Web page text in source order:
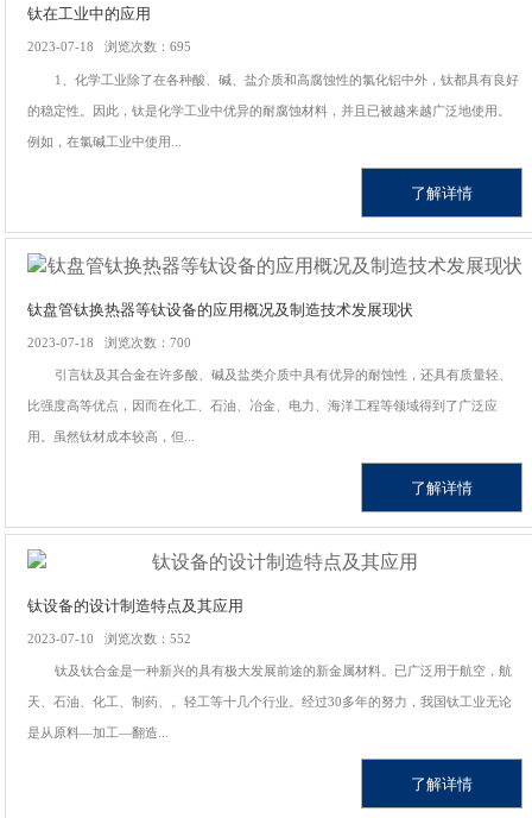
钛在工业中的应用
2023-07-18 浏览次数：695
1、化学工业除了在各种酸、碱、盐介质和高腐蚀性的氯化铝中外，钛都具有良好
的稳定性。因此，钛是化学工业中优异的耐腐蚀材料，并且已被越来越广泛地使用。
例如，在氯碱工业中使用...
了解详情
钛盘管钛换热器等钛设备的应用概况及制造技术发展现状
2023-07-18 浏览次数：700
引言钛及其合金在许多酸、碱及盐类介质中具有优异的耐蚀性，还具有质量轻、
比强度高等优点，因而在化工、石油、冶金、电力、海洋工程等领域得到了广泛应
用。虽然钛材成本较高，但...
了解详情
钛设备的设计制造特点及其应用
2023-07-10 浏览次数：552
钛及钛合金是一种新兴的具有极大发展前途的新金属材料。已广泛用于航空，航
天、石油、化工、制药、。轻工等十几个行业。经过30多年的努力，我国钛工业无论
是从原料—加工—翻造...
了解详情